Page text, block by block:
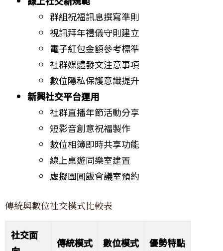
群組祝福訊息撰寫準則
視訊拜年禮儀守則建立
電子紅包金額參考標準
社群媒體發文注意事項
數位隱私保護意識提升
新興社交平台運用
社群直播年節活動分享
短影音創意祝福製作
數位相簿即時共享功能
線上桌遊同樂室建置
虛擬團圓飯會議室預約
傳統與數位社交模式比較表
社交面
傳統模式 數位模式 優勢特點